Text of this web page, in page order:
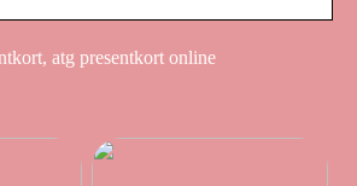
atg presentkort online